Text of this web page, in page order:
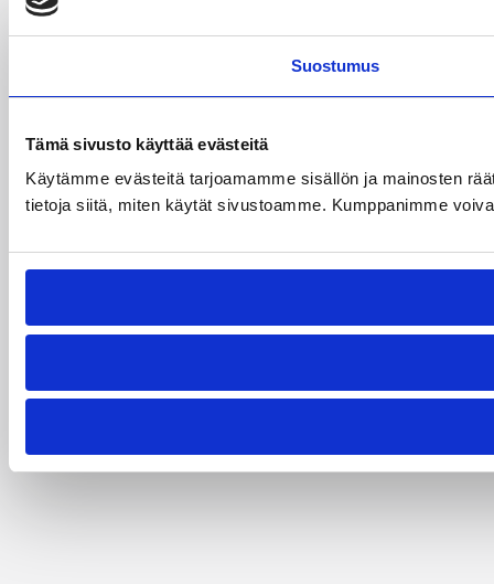
Suostumus
Tämä sivusto käyttää evästeitä
Käytämme evästeitä tarjoamamme sisällön ja mainosten
tietoja siitä, miten käytät sivustoamme. Kumppanimme